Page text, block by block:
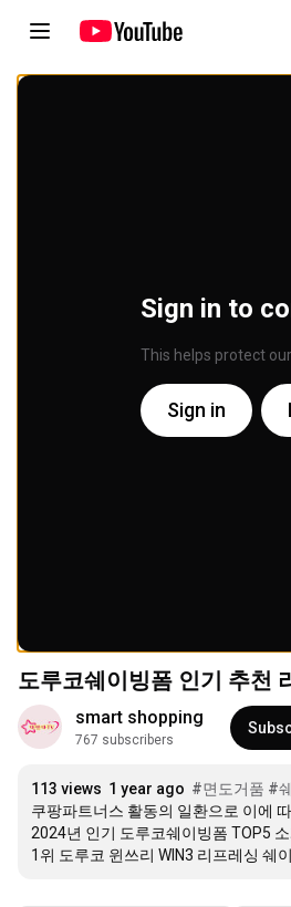
Sign in to
This helps protect
Sign in
도루코쉐이빙폼 인기 추천
smart shopping
767 subscribers
113 views 1 year ago #면도거품 #
쿠팡파트너스 활동의 일환으로 이에
2024년 인기 도루코쉐이빙폼 TOP5 소
1위 도루코 윈쓰리 WIN3 리프레싱 쉐